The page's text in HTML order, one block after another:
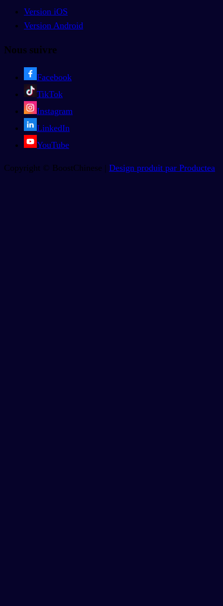
Version iOS
Version Android
Nous suivre
Facebook
TikTok
Instagram
LinkedIn
YouTube
Copyright © BoostChinese | Design produit par Productea